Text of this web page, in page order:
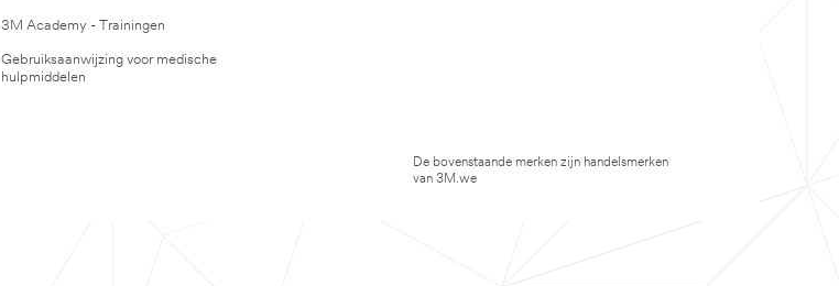
3M Academy - Trainingen
Gebruiksaanwijzing voor medische
hulpmiddelen
De bovenstaande merken zijn handelsmerken
van 3M.we